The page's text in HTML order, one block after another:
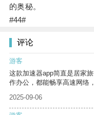
的奥秘。
#44#
评论
游客
这款加速器app简直是居家
作办公，都能畅享高速网络
2025-09-06